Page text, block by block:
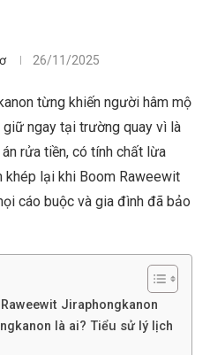
26/11/2025
từng khiến người hâm mộ
ngay tại trường quay vì là
rửa tiền, có tính chất lừa
khép lại khi Boom Raweewit
cáo buộc và gia đình đã bảo
Jiraphongkanon
là ai? Tiểu sử lý lịch